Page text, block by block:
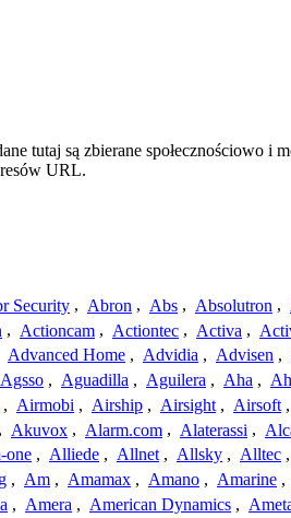
tutaj są zbierane społecznościowo i
URL.
Security , Abron , Abs , Absolutron ,
, Actioncam , Actiontec , Activa ,
Advanced Home , Advidia , Advisen ,
Agsso , Aguadilla , Aguilera , Aha ,
, Airmobi , Airship , Airsight , Airsoft ,
, Akuvox , Alarm.com , Alaterassi ,
one , Alliede , Allnet , Allsky , Alltec ,
, Am , Amamax , Amano , Amarine ,
, Amera , American Dynamics ,